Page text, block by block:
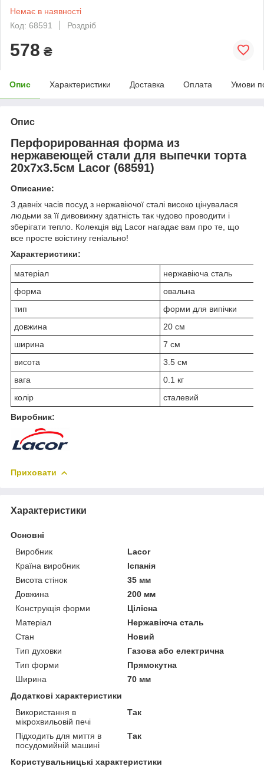
Немає в наявності
Код: 68591
Роздріб
578 ₴
Опис Характеристики Доставка Оплата Умови
Опис
Перфорированная форма из
нержавеющей стали для выпечки торта
20х7х3.5см Lacor (68591)
Описание:
З давніх часів посуд з нержавіючої сталі високо цінувалася
людьми за її дивовижну здатність так чудово проводити і
зберігати тепло. Колекція від Lacor нагадає вам про те, що
все просте воістину геніально!
Характеристики:
матеріал
нержавіюча сталь
форма
овальна
тип
форми для випічки
довжина
20 см
ширина
7 см
висота
3.5 см
вага
0.1 кг
колір
сталевий
Виробник:
Приховати
Характеристики
Основні
Виробник
Lacor
Країна виробник
Іспанія
Висота стінок
35 мм
Довжина
200 мм
Конструкція форми
Цілісна
Матеріал
Нержавіюча сталь
Стан
Новий
Тип духовки
Газова або електрична
Тип форми
Прямокутна
Ширина
70 мм
Додаткові характеристики
Використання в
мікрохвильовій печі
Так
Підходить для миття в
посудомийній машині
Так
Користувальницькі характеристики